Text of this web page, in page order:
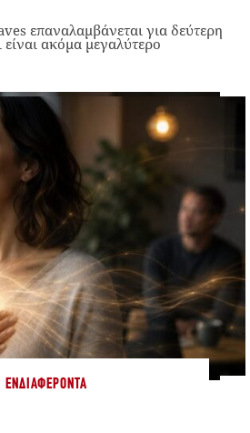
επαναλαμβάνεται για δεύτερη
είναι ακόμα μεγαλύτερο
ΕΝΔΙΑΦΈΡΟΝΤΑ